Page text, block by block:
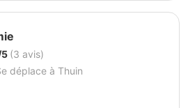
(3 avis)
déplace à Thuin